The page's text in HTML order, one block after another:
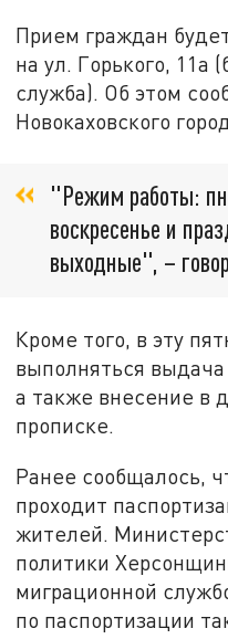
Прием граждан
на ул. Горького, 11а
служба). Об этом
Новокаховского
"Режим работы:
воскресенье и
выходные", –
Кроме того, в эту
выполняться
а также внесение в
прописке.
Ранее сообщалось,
проходит
жителей.
политики
миграционной
по паспортизации